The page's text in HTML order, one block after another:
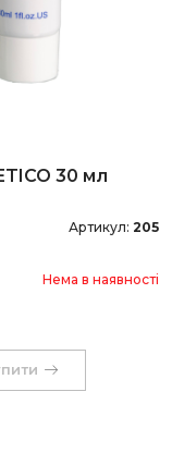
30 мл
Артикул: 205
Нема в наявності